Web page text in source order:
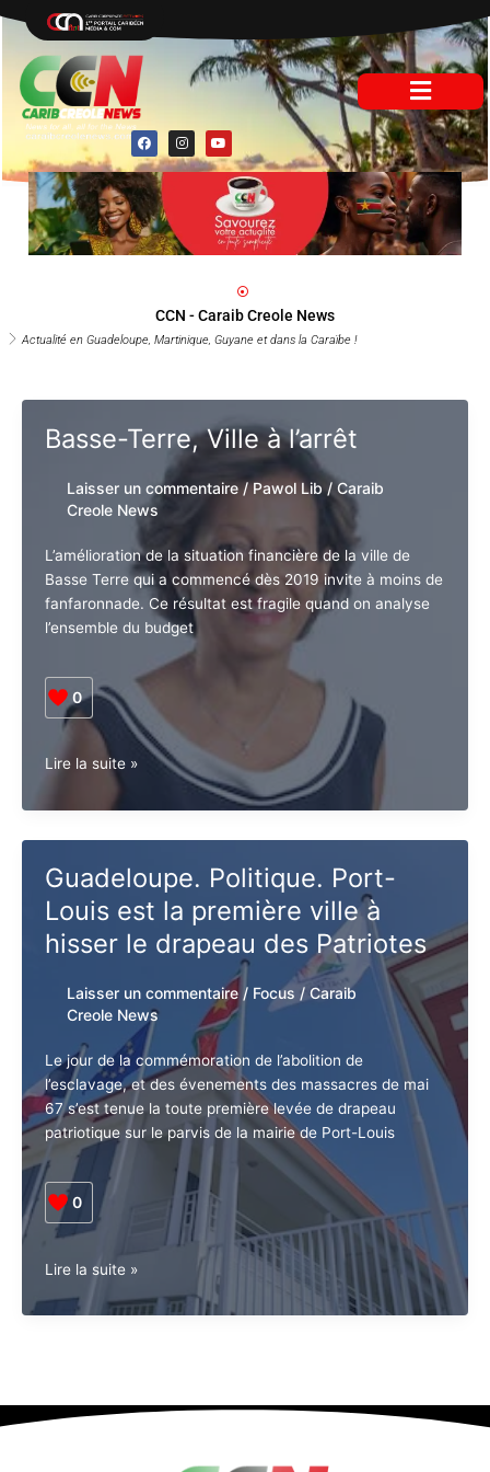
contenu
F
a
c
e
b
o
o
k
I
n
s
t
m
Y
o
u
t
b
e
Actualité en Guadeloupe, Martinique, Guyane et dans la Caraïbe !
CCN - Caraib Creole News
Basse-Terre, Ville à l’arrêt
Laisser un commentaire /Pawol Lib / Caraib
Creole News
L’amélioration de la situation financière de la ville de
Basse Terre qui a commencé dès 2019 invite à moins de
fanfaronnade. Ce résultat est fragile quand on analyse
l’ensemble du budget
0
Basse-
Ville
Lire la suite »
Guadeloupe. Politique. Port-
Louis est la première ville à
hisser le drapeau des Patriotes
Laisser un commentaire / Focus / Caraib
Creole News
Le jour de la commémoration de l’abolition de
l’esclavage, et des évenements des massacres de mai
67 s’est tenue la toute première levée de drapeau
patriotique sur le parvis de la mairie de Port-Louis
0
Guadeloupe.
Port-
première
Lire la suite »